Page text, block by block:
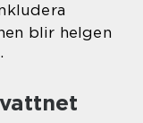
blir helgen